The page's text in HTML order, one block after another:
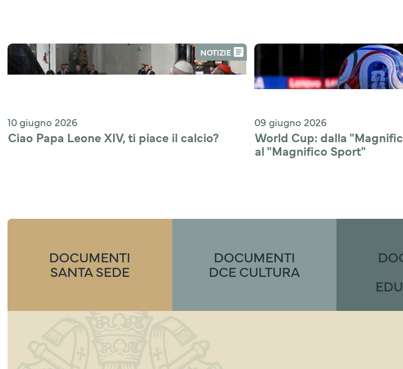
NOTIZIE
10 giugno 2026
Ciao Papa Leone XIV, ti piace il calcio?
09 giugno 2026
World Cup: dalla
al "Magnifico Sport"
DOCUMENTI
SANTA SEDE
DOCUMENTI
DCE CULTURA